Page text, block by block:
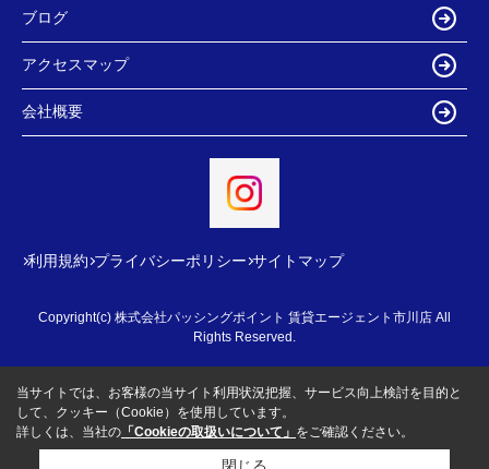
ブログ
アクセスマップ
会社概要
利用規約 プライバシーポリシー サイトマップ
Copyright(c) 株式会社パッシングポイント 賃貸エージェント市川店 All
Rights Reserved.
当サイトでは、お客様の当サイト利用状況把握、サービス向上検討を目的と
して、クッキー（Cookie）を使用しています。
詳しくは、当社の 「Cookieの取扱いについて」 をご確認ください。